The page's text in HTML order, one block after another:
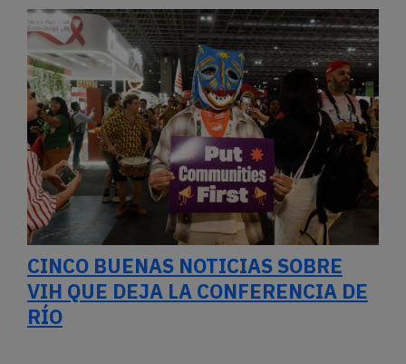
CINCO BUENAS NOTICIAS SOBRE
VIH QUE DEJA LA CONFERENCIA DE
RÍO